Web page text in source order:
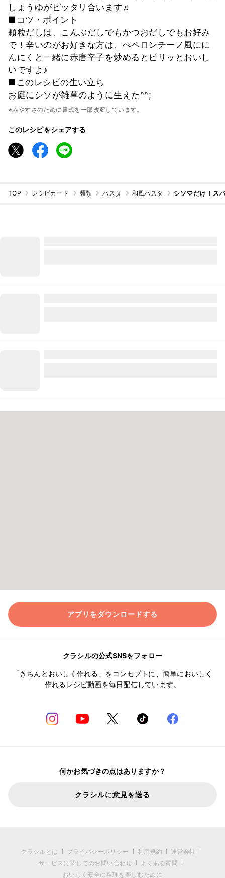
しょうゆがピッタリ合います♬
■コツ・ポイント
顆粒だしは、こんぶだしでもかつおだしでもお好み
で！辛いのがお好きな方は、ぺペロンチーノ風にに
んにくと一緒に赤唐辛子を炒めるとピリッとおいし
いですよ♪
■このレシピの生い立ち
お庭にシソが雑草のように生えた^^;
※みやすさのために書式を一部改変しています。
このレシピをシェアする
TOP レシピカード 麺類 パスタ 和風パスタ シソ♡だけ！ス
アプリをダウンロードする
クラシルの公式SNSをフォロー
「きちんとおいしく作れる」をコンセプトに、簡単においしく
作れるレシピ動画を毎日配信しています。
何かお気づきの点はありますか？
クラシルに意見を送る
クラシルとは プライバシーポリシー 利用規約
運営会社
サービスに関してのお問い合わせ
よくある質問
おいしく安全に料理を楽しむために